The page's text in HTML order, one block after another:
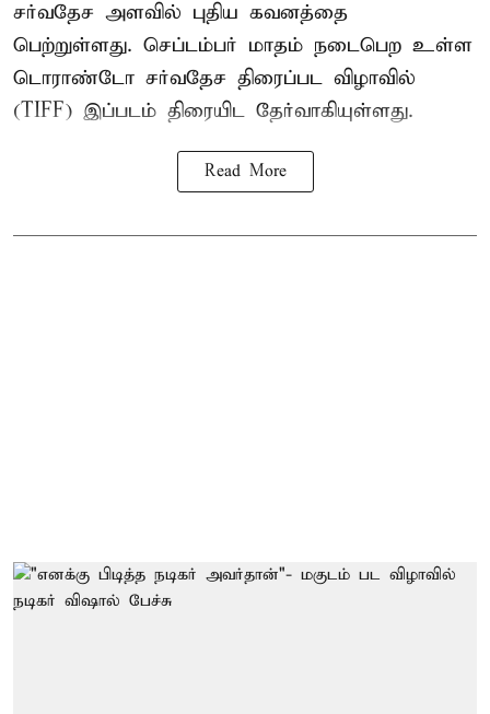
சர்வதேச அளவில் புதிய கவனத்தை
பெற்றுள்ளது. செப்டம்பர் மாதம் நடைபெற உள்ள
டொராண்டோ சர்வதேச திரைப்பட விழாவில்
(TIFF) இப்படம் திரையிட தேர்வாகியுள்ளது.
Read More